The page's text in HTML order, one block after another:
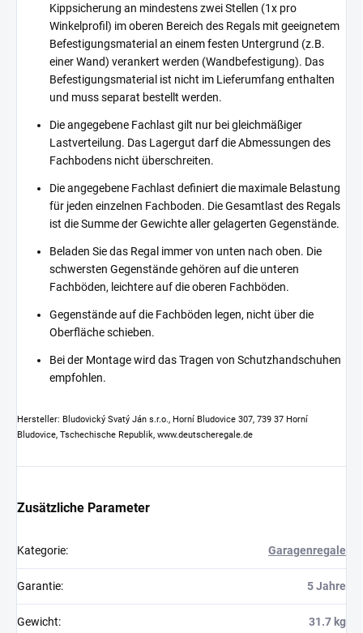
Kippsicherung an mindestens zwei Stellen (1x pro
Winkelprofil) im oberen Bereich des Regals mit geeignetem
Befestigungsmaterial an einem festen Untergrund (z.B.
einer Wand) verankert werden (Wandbefestigung). Das
Befestigungsmaterial ist nicht im Lieferumfang enthalten
und muss separat bestellt werden.
Die angegebene Fachlast gilt nur bei gleichmäßiger
Lastverteilung. Das Lagergut darf die Abmessungen des
Fachbodens nicht überschreiten.
Die angegebene Fachlast definiert die maximale Belastung
für jeden einzelnen Fachboden. Die Gesamtlast des Regals
ist die Summe der Gewichte aller gelagerten Gegenstände.
Beladen Sie das Regal immer von unten nach oben. Die
schwersten Gegenstände gehören auf die unteren
Fachböden, leichtere auf die oberen Fachböden.
Gegenstände auf die Fachböden legen, nicht über die
Oberfläche schieben.
Bei der Montage wird das Tragen von Schutzhandschuhen
empfohlen.
Hersteller: Bludovický Svatý Ján s.r.o., Horní Bludovice 307, 739 37 Horní
Bludovice, Tschechische Republik, www.deutscheregale.de
Zusätzliche Parameter
Kategorie: Garagenregale
Garantie: 5 Jahre
Gewicht: 31.7 kg